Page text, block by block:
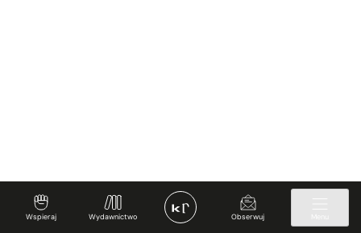
Wspieraj Wydawnictwo Obserwuj